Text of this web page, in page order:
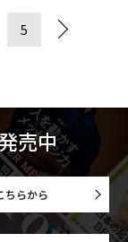
5
売中
ちらから